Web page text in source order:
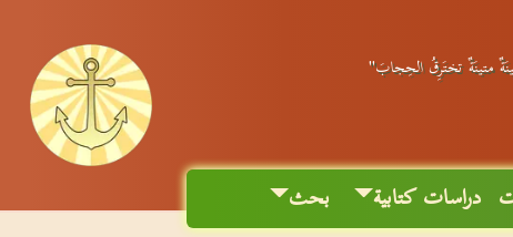
متينَةٌ تختَرِقُ الحِجابَ"
دراسات كتابية بحث